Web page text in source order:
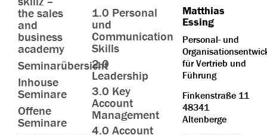
the sales
and
business
academy
Seminarübersicht
Inhouse
Seminare
Offene
Seminare
1.0 Personal
und
Communication
Skills
2.0
Leadership
3.0 Key
Account
Management
4.0 Account
Matthias
Essing
Personal- und
für Vertrieb und
Führung
Finkenstraße 11
48341
Altenberge